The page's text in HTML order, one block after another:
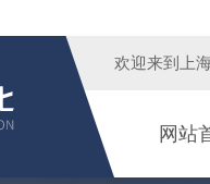
欢迎来到 上
网站